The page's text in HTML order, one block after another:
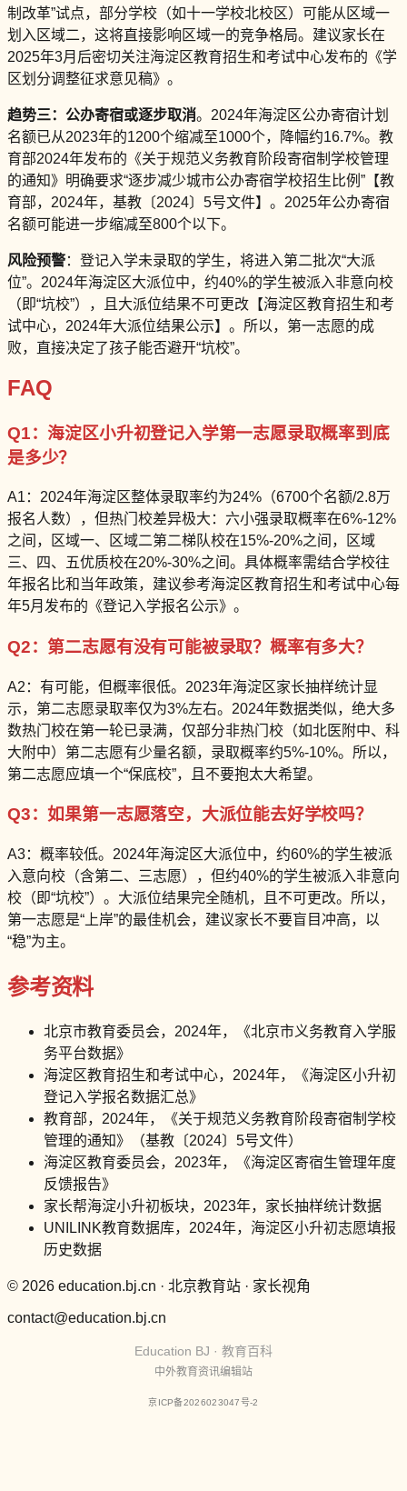
制改革”试点，部分学校（如十一学校北校区）可能从区域一
划入区域二，这将直接影响区域一的竞争格局。建议家长在
2025年3月后密切关注海淀区教育招生和考试中心发布的《学
区划分调整征求意见稿》。
趋势三：公办寄宿或逐步取消。2024年海淀区公办寄宿计划
名额已从2023年的1200个缩减至1000个，降幅约16.7%。教
育部2024年发布的《关于规范义务教育阶段寄宿制学校管理
的通知》明确要求“逐步减少城市公办寄宿学校招生比例”【教
育部，2024年，基教〔2024〕5号文件】。2025年公办寄宿
名额可能进一步缩减至800个以下。
风险预警：登记入学未录取的学生，将进入第二批次“大派
位”。2024年海淀区大派位中，约40%的学生被派入非意向校
（即“坑校”），且大派位结果不可更改【海淀区教育招生和考
试中心，2024年大派位结果公示】。所以，第一志愿的成
败，直接决定了孩子能否避开“坑校”。
FAQ
Q1：海淀区小升初登记入学第一志愿录取概率到底
是多少？
A1：2024年海淀区整体录取率约为24%（6700个名额/2.8万
报名人数），但热门校差异极大：六小强录取概率在6%-12%
之间，区域一、区域二第二梯队校在15%-20%之间，区域
三、四、五优质校在20%-30%之间。具体概率需结合学校往
年报名比和当年政策，建议参考海淀区教育招生和考试中心每
年5月发布的《登记入学报名公示》。
Q2：第二志愿有没有可能被录取？概率有多大？
A2：有可能，但概率很低。2023年海淀区家长抽样统计显
示，第二志愿录取率仅为3%左右。2024年数据类似，绝大多
数热门校在第一轮已录满，仅部分非热门校（如北医附中、科
大附中）第二志愿有少量名额，录取概率约5%-10%。所以，
第二志愿应填一个“保底校”，且不要抱太大希望。
Q3：如果第一志愿落空，大派位能去好学校吗？
A3：概率较低。2024年海淀区大派位中，约60%的学生被派
入意向校（含第二、三志愿），但约40%的学生被派入非意向
校（即“坑校”）。大派位结果完全随机，且不可更改。所以，
第一志愿是“上岸”的最佳机会，建议家长不要盲目冲高，以
“稳”为主。
参考资料
北京市教育委员会，2024年，《北京市义务教育入学服
务平台数据》
海淀区教育招生和考试中心，2024年，《海淀区小升初
登记入学报名数据汇总》
教育部，2024年，《关于规范义务教育阶段寄宿制学校
管理的通知》（基教〔2024〕5号文件）
海淀区教育委员会，2023年，《海淀区寄宿生管理年度
反馈报告》
家长帮海淀小升初板块，2023年，家长抽样统计数据
UNILINK教育数据库，2024年，海淀区小升初志愿填报
历史数据
© 2026 education.bj.cn · 北京教育站 · 家长视角
contact@education.bj.cn
Education BJ · 教育百科
中外教育资讯编辑站
京ICP备2026023047号-2